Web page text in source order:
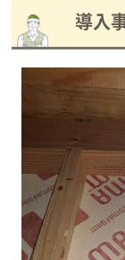
導入